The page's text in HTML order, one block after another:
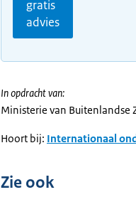
gratis
advies
In opdracht van:
Ministerie van Buitenlandse
Hoort bij: Internationaal
Zie ook